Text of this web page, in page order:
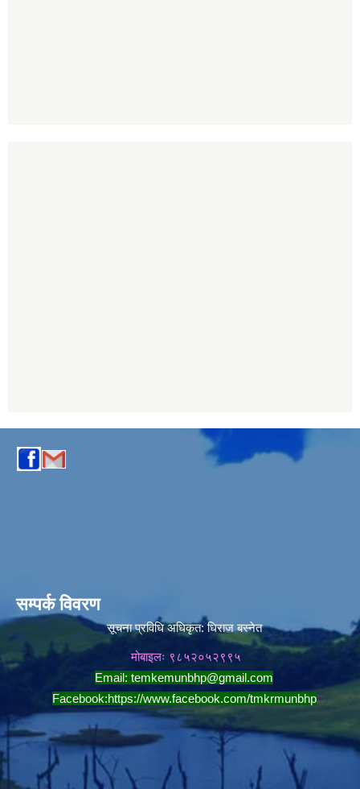
सम्पर्क विवरण
सूचना प्रविधि अधिकृत:धिराज बस्नेत
मोबाइलः ९८५२०५२९९५
Email: temkemunbhp@gmail.com
Facebook:https://www.facebook.com/tmkrmunbhp